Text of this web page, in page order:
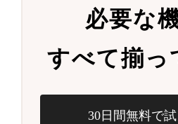
必要な
すべて揃っ
30日間無料で